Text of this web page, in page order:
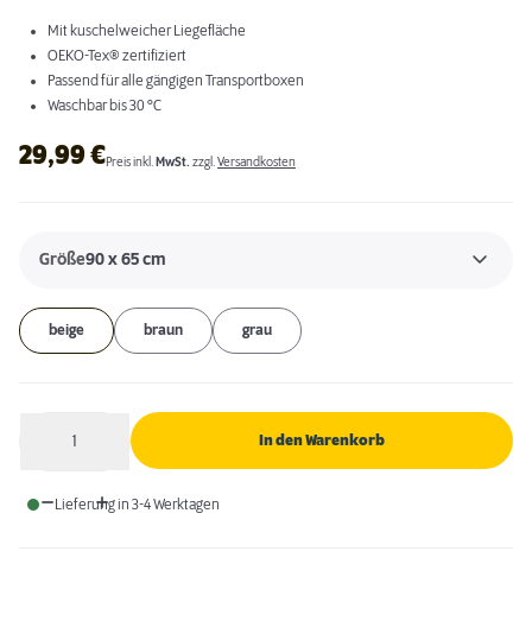
Mit kuschelweicher Liegefläche
OEKO-Tex® zertifiziert
Passend für alle gängigen Transportboxen
Waschbar bis 30 °C
29,99€Preis inkl. MwSt. zzgl.Versandkosten
Größe90 x 65 cm
beige braun grau
1 In den Warenkorb
Lieferung in 3-4 Werktagen